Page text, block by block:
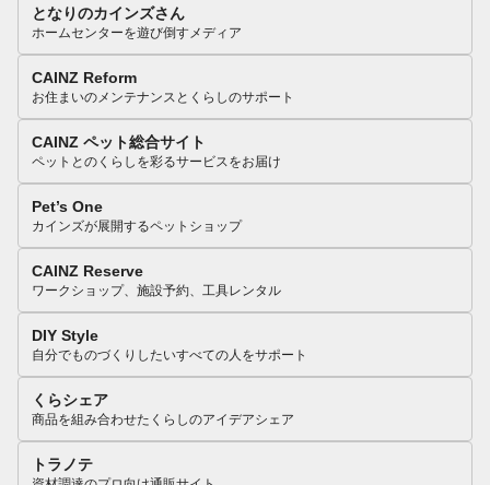
となりのカインズさん
ホームセンターを遊び倒すメディア
CAINZ Reform
お住まいのメンテナンスとくらしのサポート
CAINZ ペット総合サイト
ペットとのくらしを彩るサービスをお届け
Pet’s One
カインズが展開するペットショップ
CAINZ Reserve
ワークショップ、施設予約、工具レンタル
DIY Style
自分でものづくりしたいすべての人をサポート
くらシェア
商品を組み合わせたくらしのアイデアシェア
トラノテ